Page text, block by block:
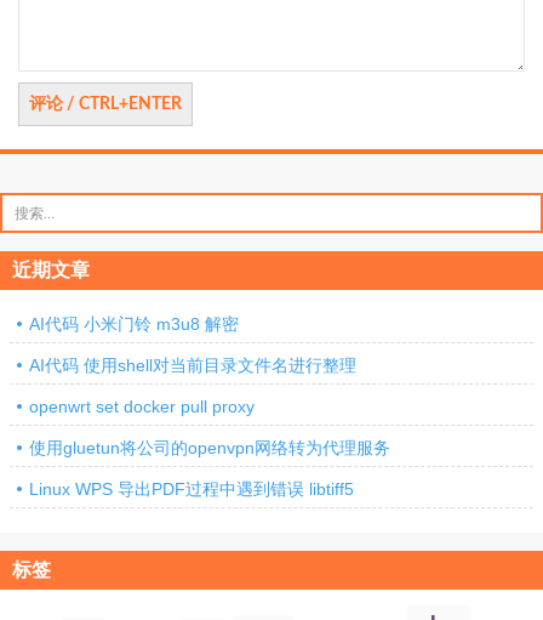
索：
近期文章
AI代码 小米门铃 m3u8 解密
AI代码 使用shell对当前目录文件名进行整理
openwrt set docker pull proxy
使用gluetun将公司的openvpn网络转为代理服务
Linux WPS 导出PDF过程中遇到错误 libtiff5
标签